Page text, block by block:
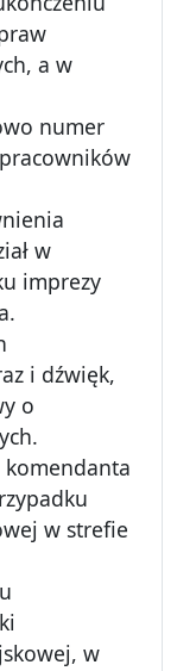
a w
numer
w
imprezy
i dźwięk,
o
w strefie
w